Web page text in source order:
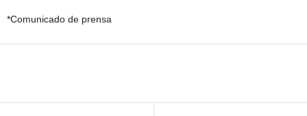
*Comunicado de prensa